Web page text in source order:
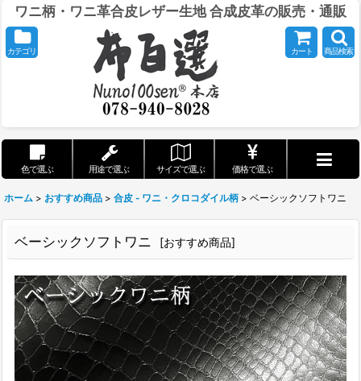
ワニ柄・ワニ革合皮レザー生地 合成皮革の販売・通販
カテゴリ カート 商品検索
色で選ぶ 用途で選ぶ サイズで選ぶ 価格で選ぶ
ホーム > おすすめ商品 > 合皮 - ワニ・クロコダイル柄 > ベーシックソフトワニ
ベーシックソフトワニ [おすすめ商品]